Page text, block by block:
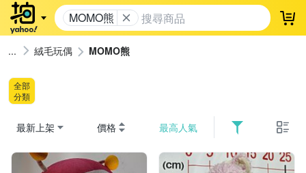
MOMO熊 登
絨毛玩偶 MOMO熊
全部
分類
最新上架 價格 最高人氣